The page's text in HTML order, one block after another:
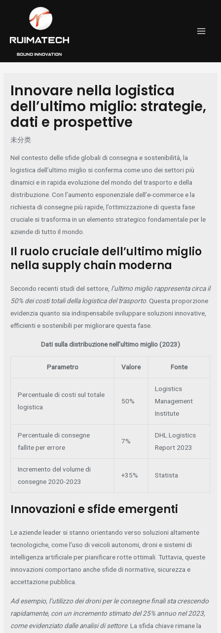
Innovare nella logistica
dell’ultimo miglio: strategie,
dati e prospettive
未分类
Nel contesto delle sfide globali di consegna e sostenibilità, la
logistica dell’ultimo miglio si conferma come uno dei settori più
dinamici e in rapida evoluzione del mondo del trasporto e della
distribuzione. Con l’aumento esponenziale dell’e-commerce e la
richiesta di consegne più rapide, l’ottimizzazione di questa fase
cruciale si trasforma in un elemento strategico fondamentale per le
aziende di tutto il mondo.
Il ruolo cruciale dell’ultimo miglio
nella supply chain moderna
Secondo recenti studi del settore, l’ultimo miglio rappresenta circa il
50% dei costi totali della logistica del trasporto. Questa proporzione
evidenzia quanto sia indispensabile sviluppare soluzioni innovative,
efficienti e sostenibili per migliorare questa fase.
Dati sulla distribuzione nell’ultimo miglio (2023)
Parametro Valore Fonte
Percentuale di costi sul totale
logistica
50%
Logistics
Management
Institute
Percentuale di consegne
fallite per errore
7%
DHL Logistics
Report 2023
Incremento del volume di
consegne 2020-2023
+35% Statista
Innovazioni e sfide emergenti
Le aziende leader si stanno orientando verso soluzioni altamente
tecnologiche, come l’uso di veicoli autonomi, droni e sistemi di
intelligenza artificiale per pianificare rotte ottimali. Tuttavia, queste
innovazioni comportano anche sfide di normative, sicurezza e
accettazione pubblica.
Ad esempio, l’utilizzo dei droni per le consegne finali sta crescendo
rapidamente, con un incremento stimato del 25% annuo nel 2023,
come evidenziato dalle analisi di settore. La sfida chiave rimane la
navigation